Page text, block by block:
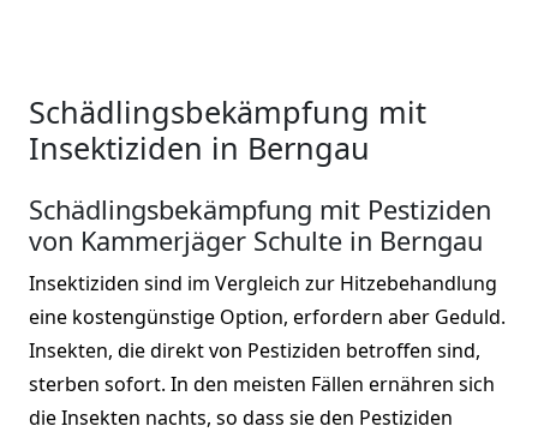
Schädlingsbekämpfung mit
Insektiziden in Berngau
Schädlingsbekämpfung mit Pestiziden
von Kammerjäger Schulte in Berngau
Insektiziden sind im Vergleich zur Hitzebehandlung
eine kostengünstige Option, erfordern aber Geduld.
Insekten, die direkt von Pestiziden betroffen sind,
sterben sofort. In den meisten Fällen ernähren sich
die Insekten nachts, so dass sie den Pestiziden